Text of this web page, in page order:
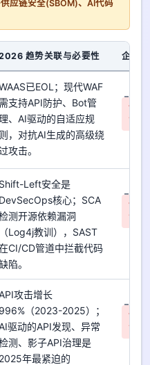
应链安全(SBOM)、AI代码
趋势关联与必要性 企业
已EOL；现代WAF
需支持API防护、Bot管
、AI驱动的自适应规
则，对抗AI生成的高级绕
攻击。
优先
高
Shift-Left安全是
DevSecOps核心；SCA
测开源依赖漏洞
（Log4j教训），SAST
CI/CD管道中拦截代码
陷。
优先
高
攻击增长
996%（2023-2025）；
驱动的API发现、异常
测、影子API治理是
2025年最紧迫的
优先
高